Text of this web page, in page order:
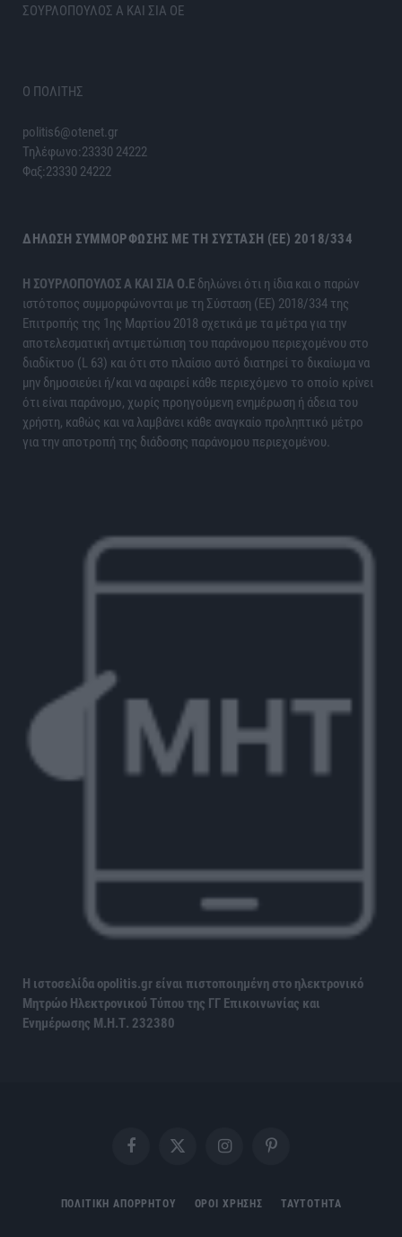
ΣΟΥΡΛΟΠΟΥΛΟΣ Α ΚΑΙ ΣΙΑ ΟΕ
Ο ΠΟΛΙΤΗΣ
politis6@otenet.gr
Τηλέφωνο:23330 24222
Φαξ:23330 24222
ΔΉΛΩΣΗ ΣΥΜΜΌΡΦΩΣΗΣ ΜΕ ΤΗ ΣΎΣΤΑΣΗ (ΕΕ) 2018/334
H ΣΟΥΡΛΟΠΟΥΛΟΣ Α ΚΑΙ ΣΙΑ Ο.Ε δηλώνει ότι η ίδια και ο παρών
ιστότοπος συμμορφώνονται με τη Σύσταση (ΕΕ) 2018/334 της
Επιτροπής της 1ης Μαρτίου 2018 σχετικά με τα μέτρα για την
αποτελεσματική αντιμετώπιση του παράνομου περιεχομένου στο
διαδίκτυο (L 63) και ότι στο πλαίσιο αυτό διατηρεί το δικαίωμα να
μην δημοσιεύει ή/και να αφαιρεί κάθε περιεχόμενο το οποίο κρίνει
ότι είναι παράνομο, χωρίς προηγούμενη ενημέρωση ή άδεια του
χρήστη, καθώς και να λαμβάνει κάθε αναγκαίο προληπτικό μέτρο
για την αποτροπή της διάδοσης παράνομου περιεχομένου.
Η ιστοσελίδα opolitis.gr είναι πιστοποιημένη στο ηλεκτρονικό
Μητρώο Ηλεκτρονικού Τύπου της ΓΓ Επικοινωνίας και
Ενημέρωσης Μ.Η.Τ. 232380
FacebookX
InstagramPinterest
ΠΟΛΙΤΙΚΗ ΑΠΟΡΡΗΤΟΥ ΟΡΟΙ ΧΡΗΣΗΣ ΤΑΥΤΟΤΗΤΑ